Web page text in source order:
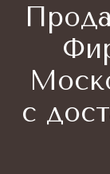
с